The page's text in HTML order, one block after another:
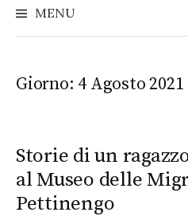
MENU
Giorno: 4 Agosto 2021
Storie di un
al Museo delle
Pettinengo